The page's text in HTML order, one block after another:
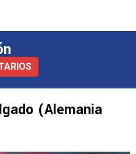
(Alemania